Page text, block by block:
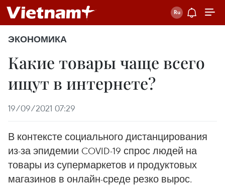
ЭКОНОМИКА
Какие товары чаще всего
ищут в интернете?
19/09/2021 07:29
В контексте социального дистанцирования
из-за эпидемии COVID-19 спрос людей на
товары из супермаркетов и продуктовых
магазинов в онлайн-среде резко вырос.